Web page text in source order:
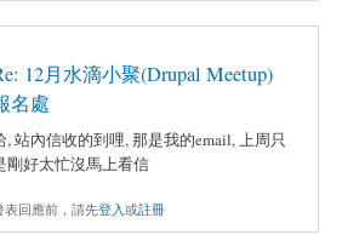
12月水滴小聚(Drupal Meetup)
名處
, 站內信收的到哩, 那是我的email, 上周只
剛好太忙沒馬上看信
表回應前，請先登入或註冊